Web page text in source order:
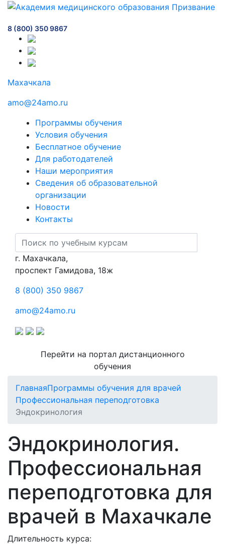
8 (800) 350 9867
Махачкала
amo@24amo.ru
Программы обучения
Условия обучения
Бесплатное обучение
Для работодателей
Наши мероприятия
Сведения об образовательной
организации
Новости
Контакты
г. Махачкала,
​проспект Гамидова, 18ж
8 (800) 350 9867
amo@24amo.ru
Перейти на портал дистанционного
обучения
ГлавнаяПрограммы обучения для врачей
Профессиональная переподготовка
Эндокринология
Эндокринология.
Профессиональная
переподготовка для
врачей в Махачкале
Длительность курса: